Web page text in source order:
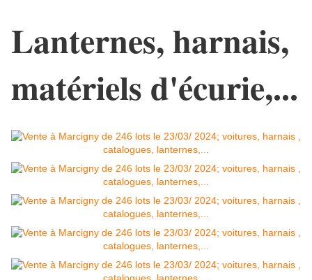
Lanternes, harnais,
matériels d'écurie,...